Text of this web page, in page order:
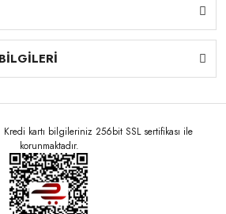
Kredi kartı bilgileriniz 256bit SSL sertifikası ile
korunmaktadır.